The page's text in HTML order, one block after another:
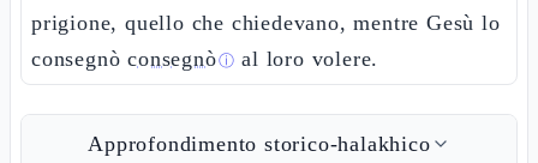
prigione, quello che chiedevano, mentre Gesù lo
consegnòconsegnòⓘ al loro volere.
Approfondimento storico-halakhico